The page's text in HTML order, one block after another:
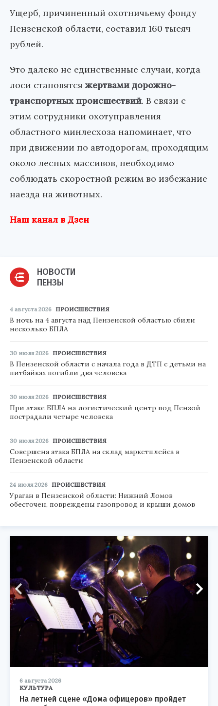
Ущерб, причиненный охотничьему фонду
Пензенской области, составил 160 тысяч
рублей.
Это далеко не единственные случаи, когда
лоси становятсяжертвами дорожно-
транспортных происшествий. В связи с
этим сотрудники охотуправления
областного минлесхоза напоминает, что
при движении по автодорогам, проходящим
около лесных массивов, необходимо
соблюдать скоростной режим во избежание
наезда на животных.
Наш канал в Дзен
НОВОСТИ
ПЕНЗЫ
4 августа 2026 ПРОИСШЕСТВИЯ
В ночь на 4 августа над Пензенской областью сбили
несколько БПЛА
30 июля 2026 ПРОИСШЕСТВИЯ
В Пензенской области с начала года в ДТП с детьми на
питбайках погибли два человека
30 июля 2026 ПРОИСШЕСТВИЯ
При атаке БПЛА на логистический центр под Пензой
пострадали четыре человека
30 июля 2026 ПРОИСШЕСТВИЯ
Совершена атака БПЛА на склад маркетплейса в
Пензенской области
24 июля 2026 ПРОИСШЕСТВИЯ
Ураган в Пензенской области: Нижний Ломов
обесточен, повреждены газопровод и крыши домов
6 августа 2026
КУЛЬТУРА
На летней сцене «Дома офицеров» пройдет